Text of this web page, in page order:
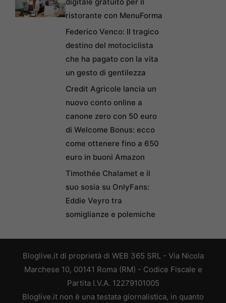
digitale gratuito per il
ristorante con MenuForma
Federico Venco: Il tragico
destino del motociclista
che ha pagato con la vita
un gesto di gentilezza
Credit Agricole lancia un
nuovo conto online a
canone zero con 50 euro
di Welcome Bonus: ecco
come ottenere fino a 650
euro in buoni Amazon
Timothée Chalamet e il
suo sosia su OnlyFans:
Eddie Veyro tra
somiglianze e polemiche
Bloglive.it di proprietà di WEB 365 SRL - Via Nicola
Marchese 10, 00141 Roma (RM) - Codice Fiscale e
Partita I.V.A. 12279101005
Bloglive.it non è una testata giornalistica, in quanto